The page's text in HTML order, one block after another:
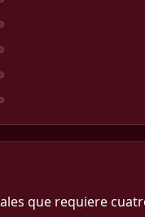
que requiere